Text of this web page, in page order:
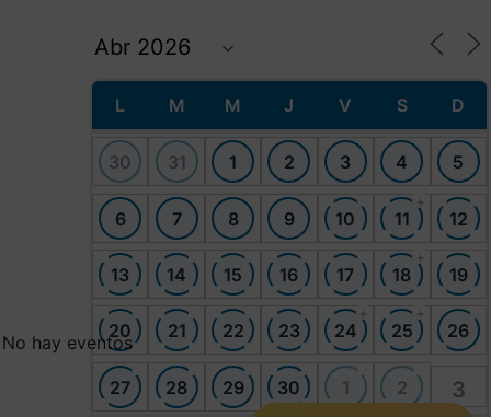
L M M J V S D
30 31 1 2 3 4 5
6 7 8 9 10 11
+
12
13 14 15 16 17 18
+
19
20 21 22 23 24
+
25
+
26
27 28 29 30 1 2 3
No hay eventos